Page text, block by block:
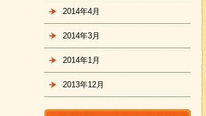
2014年4月
2014年3月
2014年1月
2013年12月